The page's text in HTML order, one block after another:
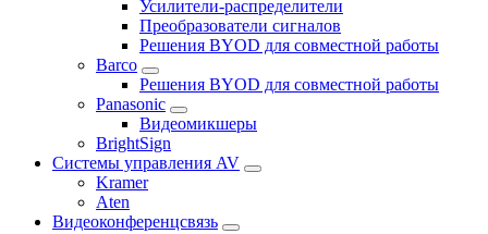
Усилители-распределители
Преобразователи сигналов
Решения BYOD для совместной работы
Barco
Решения BYOD для совместной работы
Panasonic
Видеомикшеры
BrightSign
Системы управления AV
Kramer
Aten
Видеоконференцсвязь